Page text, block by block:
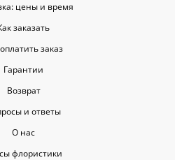
цены и время
заказать
заказ
Гарантии
Возврат
и ответы
О нас
флористики